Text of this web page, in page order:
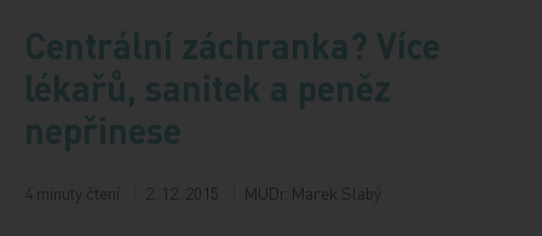
Centrální záchranka? Více
lékařů, sanitek a peněz
nepřinese
4 minuty čtení 2. 12. 2015 MUDr. Marek Slabý